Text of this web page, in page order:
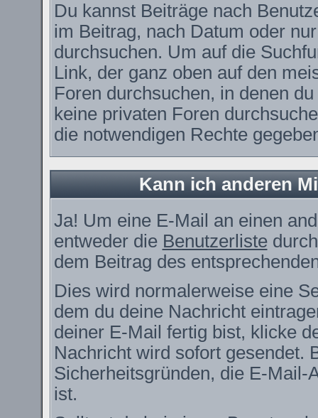
Du kannst Beiträge nach
im Beitrag, nach Datum oder
durchsuchen. Um auf die
Link, der ganz oben auf den
Foren durchsuchen, in denen
keine privaten Foren
die notwendigen Rechte
Kann ich anderen
Ja! Um eine E-Mail an einen
entweder die Benutzerliste
dem Beitrag des
Dies wird normalerweise eine
dem du deine Nachricht
deiner E-Mail fertig bist, klicke
Nachricht wird sofort gesendet.
Sicherheitsgründen, die E-Mail-
ist.